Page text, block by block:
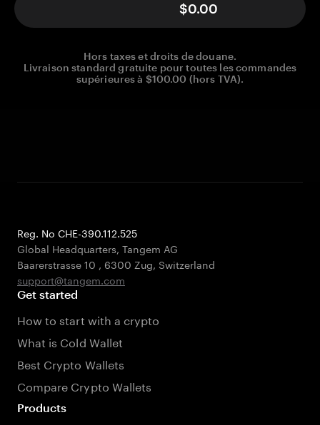
$0.00
Hors taxes et droits de douane.
Livraison standard gratuite pour toutes les commandes
supérieures à $100.00 (hors TVA).
Reg. No CHE-390.112.525
Global Headquarters, Tangem AG
Baarerstrasse 10 , 6300 Zug, Switzerland
support@tangem.com
Get started
How to start with a crypto
What is Cold Wallet
Best Crypto Wallets
Compare Crypto Wallets
Products